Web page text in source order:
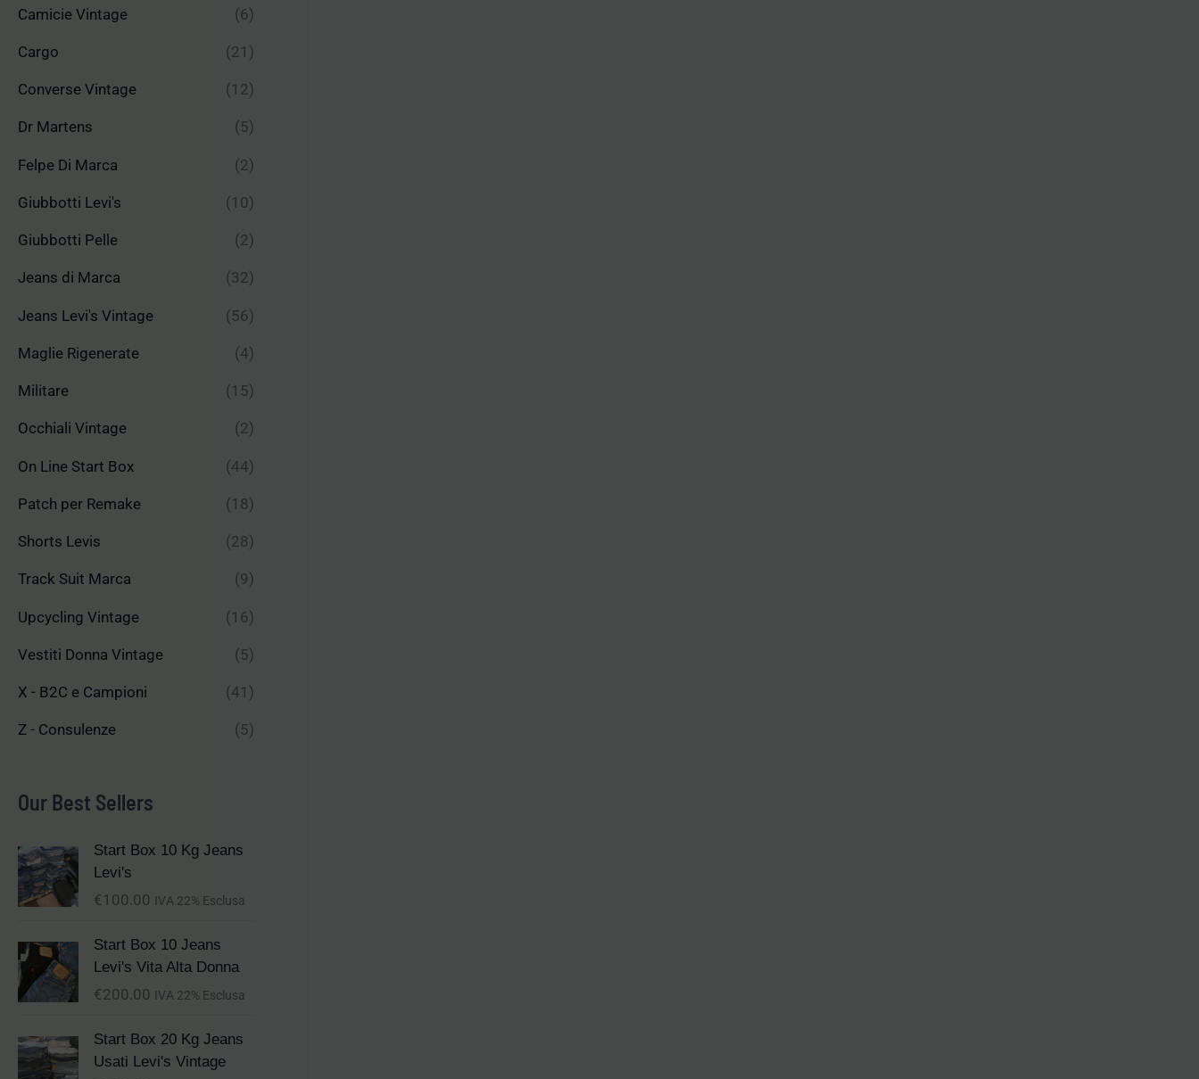
Camicie Vintage (6)
Cargo (21)
Converse Vintage (12)
Dr Martens (5)
Felpe Di Marca (2)
Giubbotti Levi's (10)
Giubbotti Pelle (2)
Jeans di Marca (32)
Jeans Levi's Vintage (56)
Maglie Rigenerate (4)
Militare (15)
Occhiali Vintage (2)
On Line Start Box (44)
Patch per Remake (18)
Shorts Levis (28)
Track Suit Marca (9)
Upcycling Vintage (16)
Vestiti Donna Vintage (5)
X - B2C e Campioni (41)
Z - Consulenze (5)
Our Best Sellers
Start Box 10 Kg Jeans
Levi's
€ 100.00 IVA 22% Esclusa
Start Box 10 Jeans
Levi's Vita Alta Donna
€200.00 IVA 22% Esclusa
Start Box 20 Kg Jeans
Usati Levi's Vintage